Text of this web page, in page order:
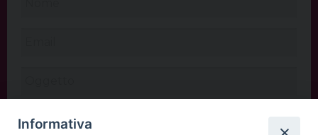
Informativa